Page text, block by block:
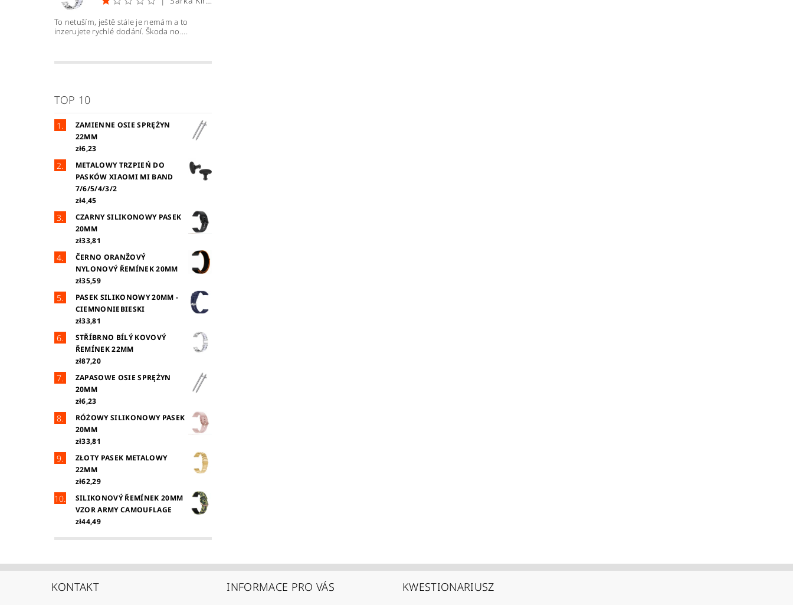
To netuším, ještě stále je nemám a to
inzerujete rychlé dodání. Škoda no....
TOP 10
ZAMIENNE OSIE SPRĘŻYN
22MM
zł6,23
METALOWY TRZPIEŃ DO
PASKÓW XIAOMI MI BAND
7/6/5/4/3/2
zł4,45
CZARNY SILIKONOWY PASEK
20MM
zł33,81
ČERNO ORANŽOVÝ
NYLONOVÝ ŘEMÍNEK 20MM
zł35,59
PASEK SILIKONOWY 20MM -
CIEMNONIEBIESKI
zł33,81
STŘÍBRNO BÍLÝ KOVOVÝ
ŘEMÍNEK 22MM
zł87,20
ZAPASOWE OSIE SPRĘŻYN
20MM
zł6,23
RÓŻOWY SILIKONOWY PASEK
20MM
zł33,81
ZŁOTY PASEK METALOWY
22MM
zł62,29
SILIKONOVÝ ŘEMÍNEK 20MM
VZOR ARMY CAMOUFLAGE
zł44,49
KONTAKT INFORMACE PRO VÁS KWESTIONARIUSZ